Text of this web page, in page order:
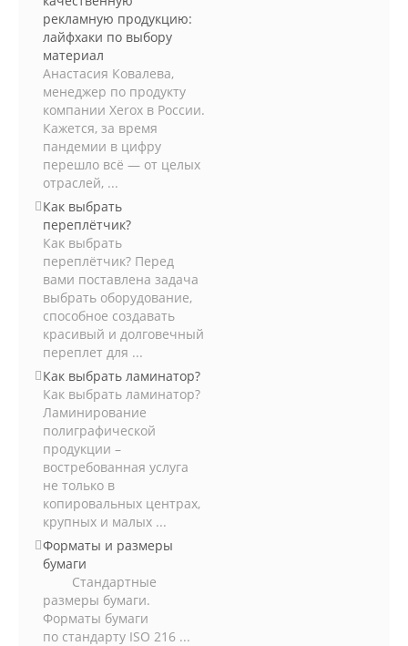
рекламную продукцию:
лайфхаки по выбору
материал
Анастасия Ковалева,
менеджер по продукту
компании Xerox в России.
Кажется, за время
пандемии в цифру
перешло всё — от целых
отраслей, ...
Как выбрать
переплётчик?
Как выбрать
переплётчик? Перед
вами поставлена задача
выбрать оборудование,
способное создавать
красивый и долговечный
переплет для ...
Как выбрать ламинатор?
Как выбрать ламинатор?
Ламинирование
полиграфической
продукции –
востребованная услуга
не только в
копировальных центрах,
крупных и малых ...
Форматы и размеры
бумаги
Стандартные
размеры бумаги.
Форматы бумаги
по стандарту ISO 216 ...